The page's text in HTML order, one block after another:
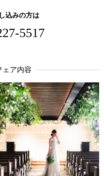
込みの方は
5517
ェア内容